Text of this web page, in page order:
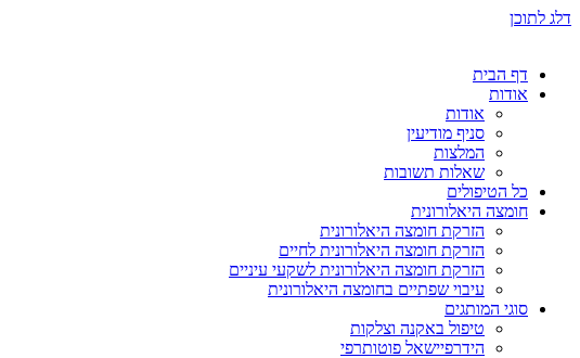
דלג לתוכן
דף הבית
אודות
אודות
סניף מודיעין
המלצות
שאלות תשובות
כל הטיפולים
חומצה היאלורונית
הזרקת חומצה היאלורונית
הזרקת חומצה היאלורונית לחיים
הזרקת חומצה היאלורונית לשקעי עיניים
עיבוי שפתיים בחומצה היאלורונית
סוגי המותגים
טיפול באקנה וצלקות
הידרפיישאל פוטותרפי